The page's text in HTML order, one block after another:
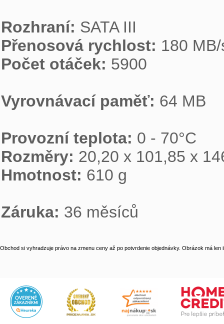
Rozhraní:
Přenosová rychlost:
Počet otáček: 5900
Vyrovnávací paměť: 64 MB
Provozní teplota:
Rozměry:
Hmotnost: 610 g
Záruka: 36 měsíců
Obchod si vyhradzuje právo na zmenu ceny až po potvrdenie objednávky. Obrázok má len